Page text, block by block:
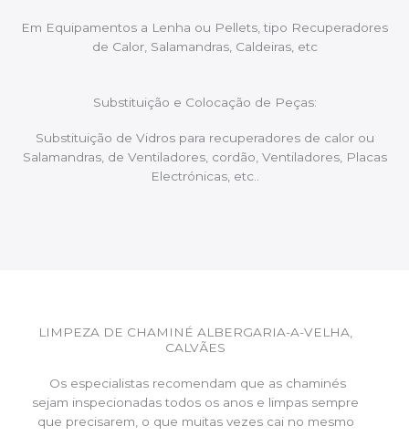
Em Equipamentos a Lenha ou Pellets, tipo Recuperadores
de Calor, Salamandras, Caldeiras, etc
Substituição e Colocação de Peças:
Substituição de Vidros para recuperadores de calor ou
Salamandras, de Ventiladores, cordão, Ventiladores, Placas
Electrónicas, etc..
LIMPEZA DE CHAMINÉ ALBERGARIA-A-VELHA,
CALVÃES
Os especialistas recomendam que as chaminés
sejam inspecionadas todos os anos e limpas sempre
que precisarem, o que muitas vezes cai no mesmo